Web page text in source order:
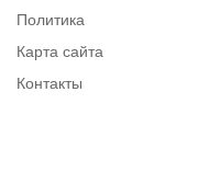
Политика
Карта сайта
Контакты